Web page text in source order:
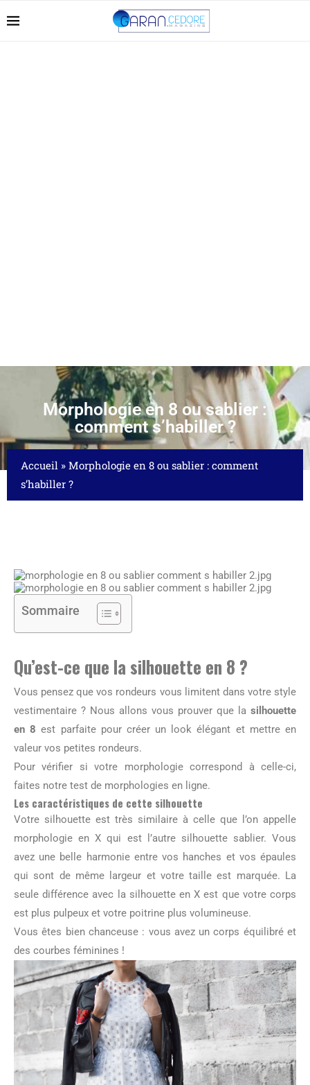
Morphologie en 8 ou sablier :
comment s’habiller ?
Accueil » Morphologie en 8 ou sablier : comment
s’habiller ?
Sommaire
Qu’est-ce que la silhouette en 8 ?
Vous pensez que vos rondeurs vous limitent dans votre style
vestimentaire ? Nous allons vous prouver que la silhouette
en 8 est parfaite pour créer un look élégant et mettre en
valeur vos petites rondeurs.
Pour vérifier si votre morphologie correspond à celle-ci,
faites notre test de morphologies en ligne.
Les caractéristiques de cette silhouette
Votre silhouette est très similaire à celle que l’on appelle
morphologie en X qui est l’autre silhouette sablier. Vous
avez une belle harmonie entre vos hanches et vos épaules
qui sont de même largeur et votre taille est marquée. La
seule différence avec la silhouette en X est que votre corps
est plus pulpeux et votre poitrine plus volumineuse.
Vous êtes bien chanceuse : vous avez un corps équilibré et
des courbes féminines !